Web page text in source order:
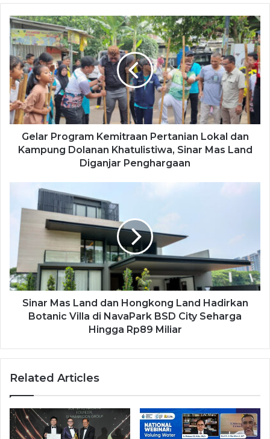
Gelar Program Kemitraan Pertanian Lokal dan
Kampung Dolanan Khatulistiwa, Sinar Mas Land
Diganjar Penghargaan
Sinar Mas Land dan Hongkong Land Hadirkan
Botanic Villa di NavaPark BSD City Seharga
Hingga Rp89 Miliar
Related Articles